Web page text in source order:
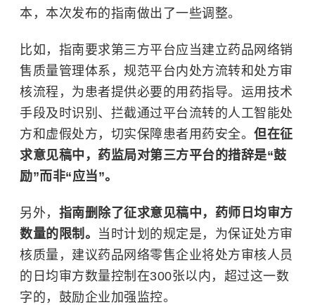
本，本次发布的指南做出了一些调整。
比如，指南要求第三方平台应当建立药品网络销
售质量管理体系，规范平台内处方流转和处方审
核流程，为患者提供必要的用药指导。运用技术
手段及时识别、拦截通过平台流转的人工智能处
方和虚假处方，切实保障患者用药安全。 但在征
求意见稿中，药监局对第三方平台的措辞是“鼓
励”而非“应当”。
另外， 指南删除了征求意见稿中，药师日均审方
数量的限制。 当时计划的规定是，为保证处方审
核质量，建议药品网络零售企业将处方审核人员
的日均审方数量控制在300张以内，超过这一数
字的，鼓励企业加强监控。